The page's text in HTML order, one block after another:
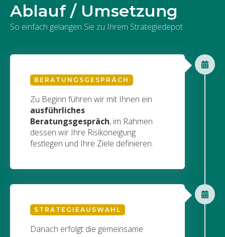
Ablauf / Umsetzung
So einfach gelangen Sie zu Ihrem Strategiedepot
BERATUNGSGESPRÄCH
Zu Beginn führen wir mit Ihnen ein
ausführliches
Beratungsgespräch, im Rahmen
dessen wir Ihre Risikoneigung
festlegen und Ihre Ziele definieren.
STRATEGIEAUSWAHL
Danach erfolgt die gemeinsame